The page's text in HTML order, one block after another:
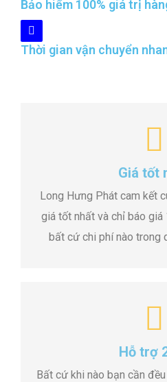
Bảo hiểm 100% giá trị
Thời gian vận chuyển
Giá tốt
Long Hưng Phát cam kết
giá tốt nhất và chỉ báo giá
bất cứ chi phí nào trong
Hỗ trợ
Bất cứ khi nào bạn cần